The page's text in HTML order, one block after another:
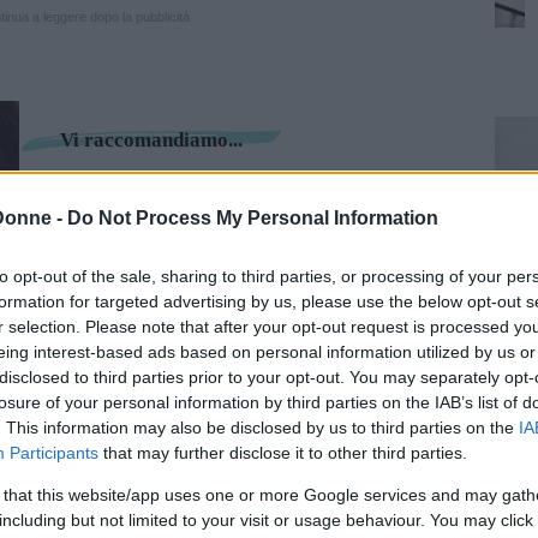
- Do Not Process My Personal Information
opt-out of the sale, sharing to third parties, or processing of your
for targeted advertising by us, please use the below opt-out
selection. Please note that after your opt-out request is processed
interest-based ads based on personal information utilized by us
to third parties prior to your opt-out. You may separately
of your personal information by third parties on the IAB’s list of
This information may also be disclosed by us to third parties on the
Participants that may further disclose it to other third parties.
that this website/app uses one or more Google services and may
but not limited to your visit or usage behaviour. You may
Vi raccomandiamo...
Irriconoscibili senza trucco: cosa ci
insegna la trasformazione delle
beauty blogger
come si utilizza
correttamente uno struccante bifasico:
va svolta a ogni utilizzo, per
su un dischetto di cotone o su una